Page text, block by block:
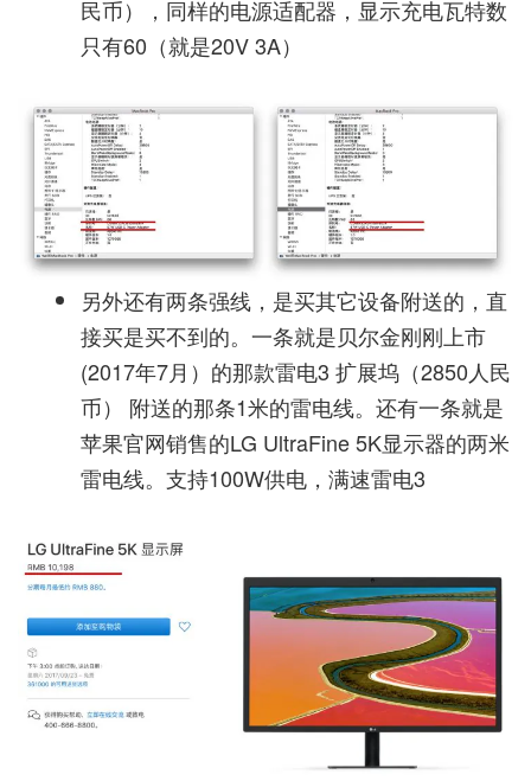
民币），同样的电源适配器，显示充电瓦特数
只有60（就是20V 3A）
另外还有两条强线，是买其它设备附送的，直
接买是买不到的。一条就是贝尔金刚刚上市
(2017年7月）的那款雷电3 扩展坞（2850人民
币） 附送的那条1米的雷电线。还有一条就是
苹果官网销售的LG UltraFine 5K显示器的两米
雷电线。支持100W供电，满速雷电3